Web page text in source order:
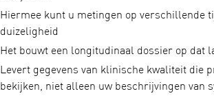
Hiermee kunt u metingen op verschillende
duizeligheid
Het bouwt een longitudinaal dossier op dat
Levert gegevens van klinische kwaliteit die
bekijken, niet alleen uw beschrijvingen van